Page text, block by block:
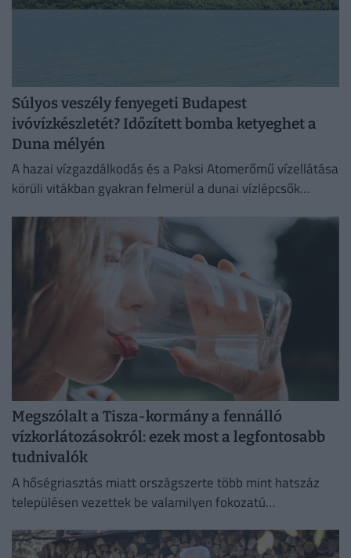
Súlyos veszély fenyegeti Budapest
ivóvízkészletét? Időzített bomba ketyeghet a
Duna mélyén
A hazai vízgazdálkodás és a Paksi Atomerőmű vízellátása
körüli vitákban gyakran felmerül a dunai vízlépcsők
évszázados,...
Megszólalt a Tisza-kormány a fennálló
vízkorlátozásokról: ezek most a legfontosabb
tudnivalók
A hőségriasztás miatt országszerte több mint hatszáz
településen vezettek be valamilyen fokozatú